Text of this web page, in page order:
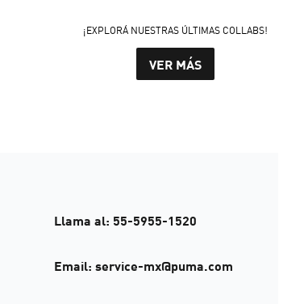
¡EXPLORÁ NUESTRAS ÚLTIMAS COLLABS!
VER MÁS
Llama al: 55-5955-1520
Email: service-mx@puma.com